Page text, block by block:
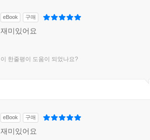
eBook 구매
재미있어요
이 한줄평이 도움이 되었나요?
eBook 구매
재미있어요